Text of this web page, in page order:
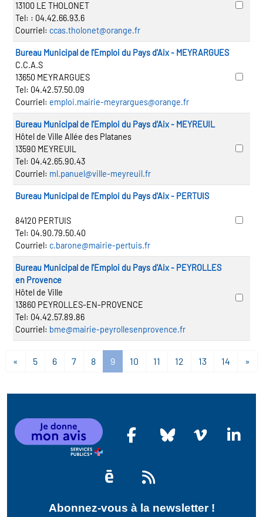
13100 LE THOLONET
Tel: : 04.42.66.93.6
Courriel: ccas.tholonet@orange.fr
Bureau Municipal de l'Emploi du Pays d'Aix - MEYRARGUES
C.C.A.S
13650 MEYRARGUES
Tel: 04.42.57.50.09
Courriel: emploi.mairie-meyrargues@orange.fr
Bureau Municipal de l'Emploi du Pays d'Aix - MEYREUIL
Hôtel de Ville Allée des Platanes
13590 MEYREUIL
Tel: 04.42.65.90.43
Courriel: ml.panuel@ville-meyreuil.fr
Bureau Municipal de l'Emploi du Pays d'Aix - PERTUIS
84120 PERTUIS
Tel: 04.90.79.50.40
Courriel: c.barone@mairie-pertuis.fr
Bureau Municipal de l'Emploi du Pays d'Aix - PEYROLLES
en Provence
Hôtel de Ville
13860 PEYROLLES-EN-PROVENCE
Tel: 04.42.57.89.86
Courriel: bme@mairie-peyrollesenprovence.fr
« 5 6 7 8 9 10 11 12 13 14 »
Abonnez-vous à la newsletter !